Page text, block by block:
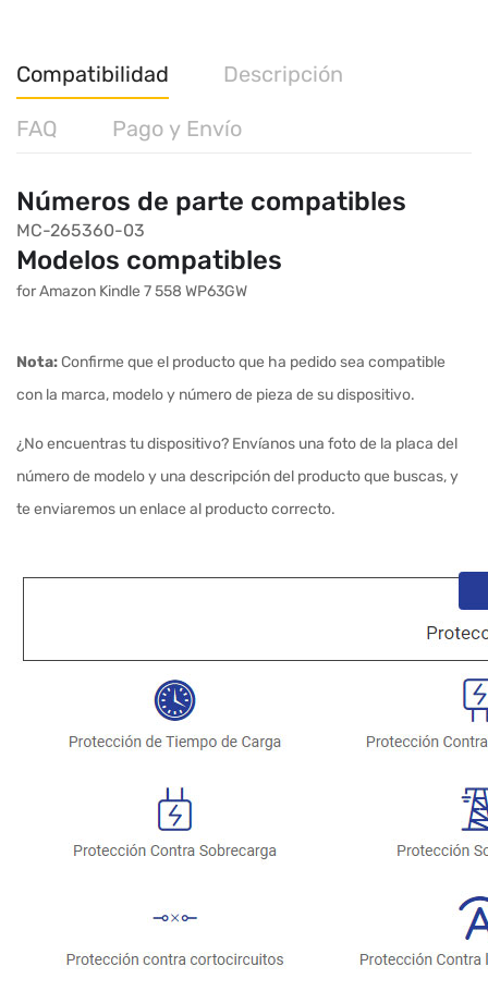
Compatibilidad Descripción
FAQ Pago y Envío
Números de parte compatibles
MC-265360-03
Modelos compatibles
for Amazon Kindle 7 558 WP63GW
Nota:Confirme que el producto que ha pedido sea compatible
con la marca, modelo y número de pieza de su dispositivo.
¿No encuentras tu dispositivo? Envíanos una foto de la placa del
número de modelo y una descripción del producto que buscas, y
te enviaremos un enlace al producto correcto.